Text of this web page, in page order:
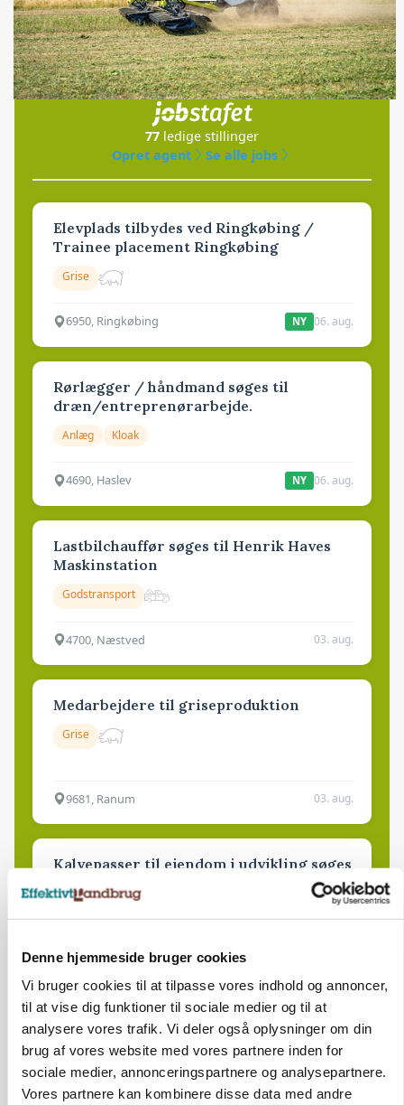
Denne hjemmeside bruger cookies
Vi bruger cookies til at tilpasse vores indhold og annoncer,
til at vise dig funktioner til sociale medier og til at
analysere vores trafik. Vi deler også oplysninger om din
brug af vores website med vores partnere inden for
sociale medier, annonceringspartnere og analysepartnere.
Vores partnere kan kombinere disse data med andre
Jobs
i samarbejde med
77 ledige stillinger
Opret agent
Se alle jobs
Elevplads tilbydes ved Ringkøbing /
Trainee placement Ringkøbing
Grise
6950, Ringkøbing NY 06. aug.
Rørlægger / håndmand søges til
dræn/entreprenørarbejde.
Anlæg Kloak
4690, Haslev NY 06. aug.
Lastbilchauffør søges til Henrik Haves
Maskinstation
Godstransport
4700, Næstved 03. aug.
Medarbejdere til griseproduktion
Grise
9681, Ranum 03. aug.
Kalvepasser til ejendom i udvikling søges
Kalve
6392, Bolderslev
Leder til klimastald
Klimastald